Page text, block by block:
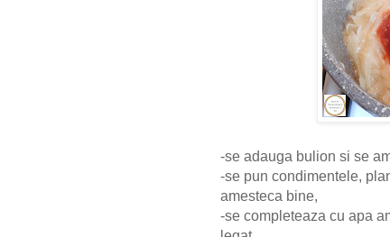
-se adauga bulion si se
-se pun condimentele,
amesteca bine,
-se completeaza cu apa